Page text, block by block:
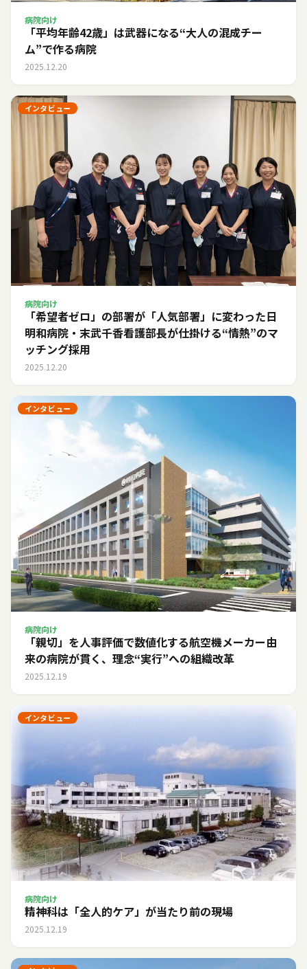
病院向け
「平均年齢42歳」は武器になる――“大人の混成チー
ム”で作る病院
2025.12.20
インタビュー
病院向け
「希望者ゼロ」の部署が「人気部署」に変わった日――
明和病院・末武千香看護部長が仕掛ける“情熱”のマ
ッチング採用
2025.12.20
インタビュー
病院向け
「親切」を人事評価で数値化する――航空機メーカー由
来の病院が貫く、理念“実行”への組織改革
2025.12.19
インタビュー
病院向け
精神科は「全人的ケア」が当たり前の現場
2025.12.19